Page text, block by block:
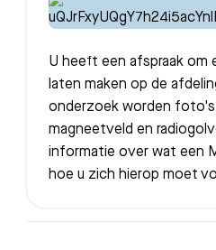
U heeft een afspraak om
laten maken op de
onderzoek worden
magneetveld en
informatie over wat een
hoe u zich hierop moet